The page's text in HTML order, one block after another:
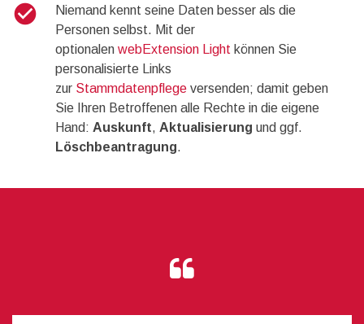
check_circle
Niemand kennt seine Daten besser als die
Personen selbst. Mit der
optionalenwebExtension Light können Sie
personalisierte Links
zur Stammdatenpflege versenden; damit geben
Sie Ihren Betroffenen alle Rechte in die eigene
Hand: Auskunft, Aktualisierungund ggf.
Löschbeantragung.